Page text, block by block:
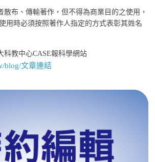
散布、傳輸著作，但不得為商業目的之使用，
用時必須按照著作人指定的方式表彰其姓名
科教中心CASE報科學網站
blog/文章連結